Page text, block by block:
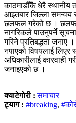
काठमाडौँकै धेरै स्थानीय
आइतबार जिल्ला समन्वय
छलफल गरेको छ ।
नागरिकले पाउनुपर्ने
गरिने प्रतिबद्धता जनाए
नपाएको विषयलाई लिएर
अधिकारीलाई कारवाही
जनाइएको छ ।
क्याटेगोरी :समाचार
ट्याग : #breaking,